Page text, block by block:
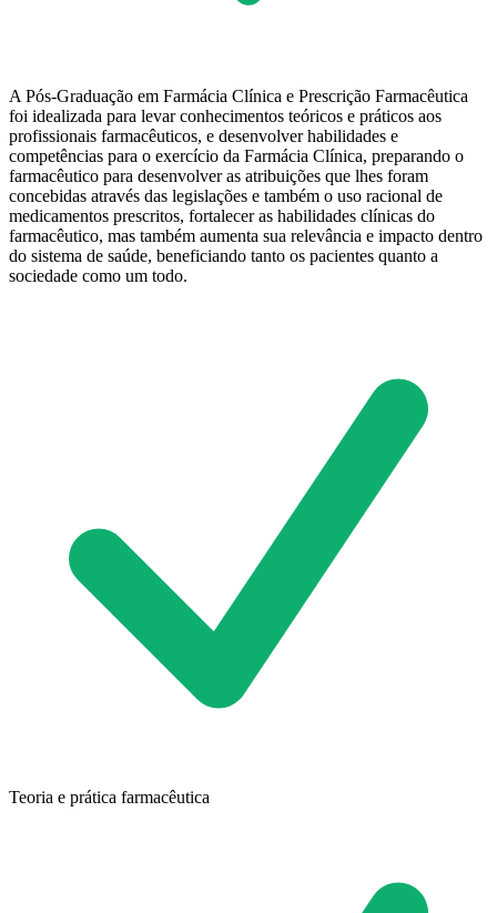
A Pós-Graduação em Farmácia Clínica e Prescrição Farmacêutica
foi idealizada para levar conhecimentos teóricos e práticos aos
profissionais farmacêuticos, e desenvolver habilidades e
competências para o exercício da Farmácia Clínica, preparando o
farmacêutico para desenvolver as atribuições que lhes foram
concebidas através das legislações e também o uso racional de
medicamentos prescritos, fortalecer as habilidades clínicas do
farmacêutico, mas também aumenta sua relevância e impacto dentro
do sistema de saúde, beneficiando tanto os pacientes quanto a
sociedade como um todo.
Teoria e prática farmacêutica